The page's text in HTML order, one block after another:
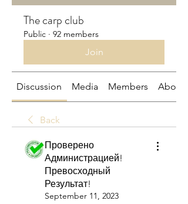
The carp club
Public · 92 members
Join
Discussion Media Members About
Back
Проверено
Администрацией!
Превосходный
Результат!
September 11, 2023